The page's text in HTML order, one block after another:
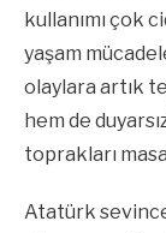
kullanımı çok
yaşam
olaylara artık
hem de
toprakları
Atatürk sevince